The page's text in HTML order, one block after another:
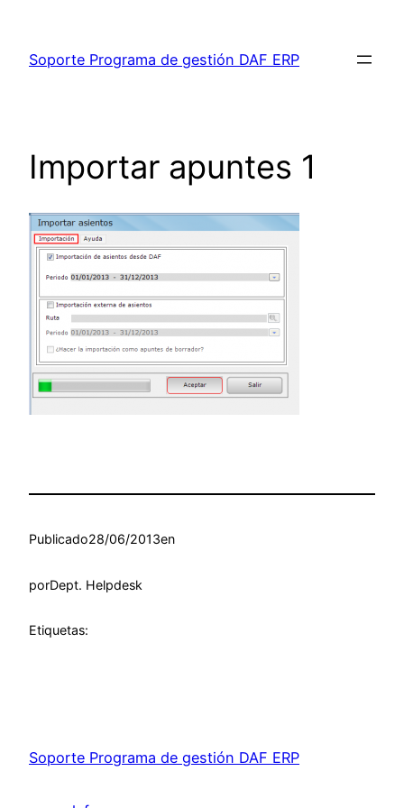
contenido
Soporte Programa de gestión DAF ERP
Importar apuntes 1
Publicado28/06/2013en
porDept. Helpdesk
Etiquetas:
Soporte Programa de gestión DAF ERP